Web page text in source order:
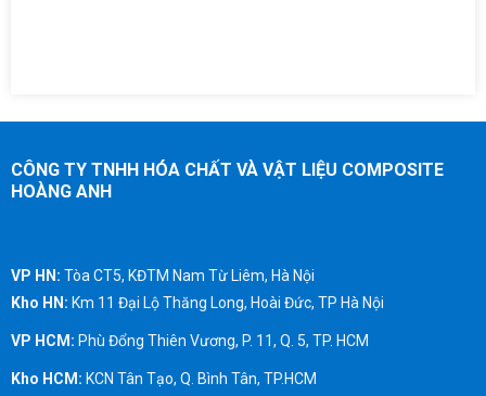
CÔNG TY TNHH HÓA CHẤT VÀ VẬT LIỆU COMPOSITE
HOÀNG ANH
VP HN: Tòa CT5, KĐTM Nam Từ Liêm, Hà Nội
Kho HN: Km 11 Đại Lộ Thăng Long, Hoài Đức, TP Hà Nội
VP HCM: Phù Đổng Thiên Vương, P. 11, Q. 5, TP. HCM
Kho HCM: KCN Tân Tạo, Q. Bình Tân, TP.HCM